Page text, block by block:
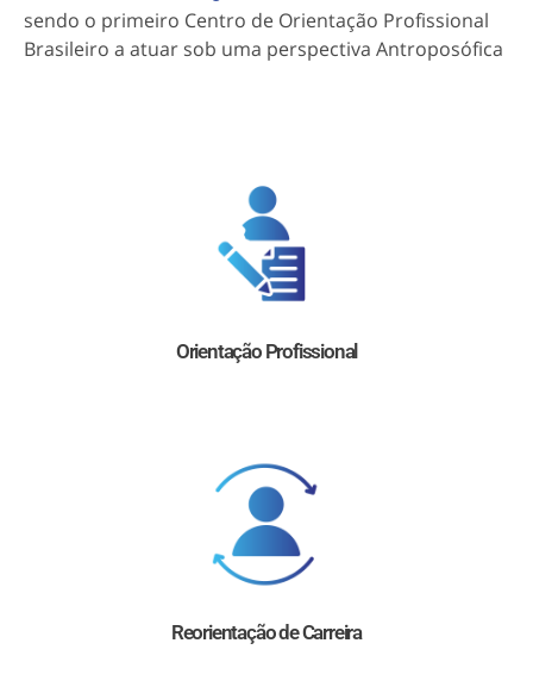
sendo o primeiro Centro de Orientação Profissional
Brasileiro a atuar sob uma perspectiva Antroposófica
Orientação Profissional
Reorientação de Carreira